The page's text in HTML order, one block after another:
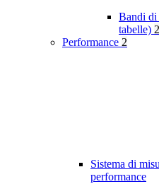
Bandi di
tabelle) 2
Performance 2
Sistema di
performance